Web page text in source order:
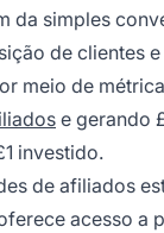
da simples
de clientes
meio de
e gerando
investido.
de afiliados
acesso a